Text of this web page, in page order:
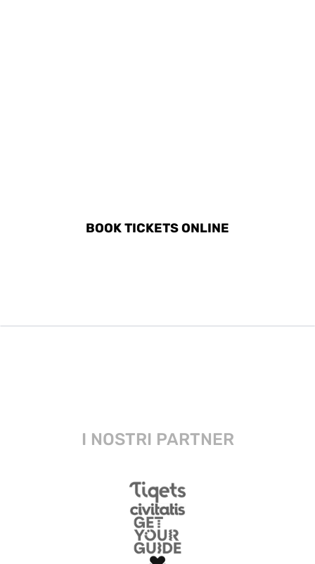
BOOK TICKETS ONLINE
I NOSTRI PARTNER